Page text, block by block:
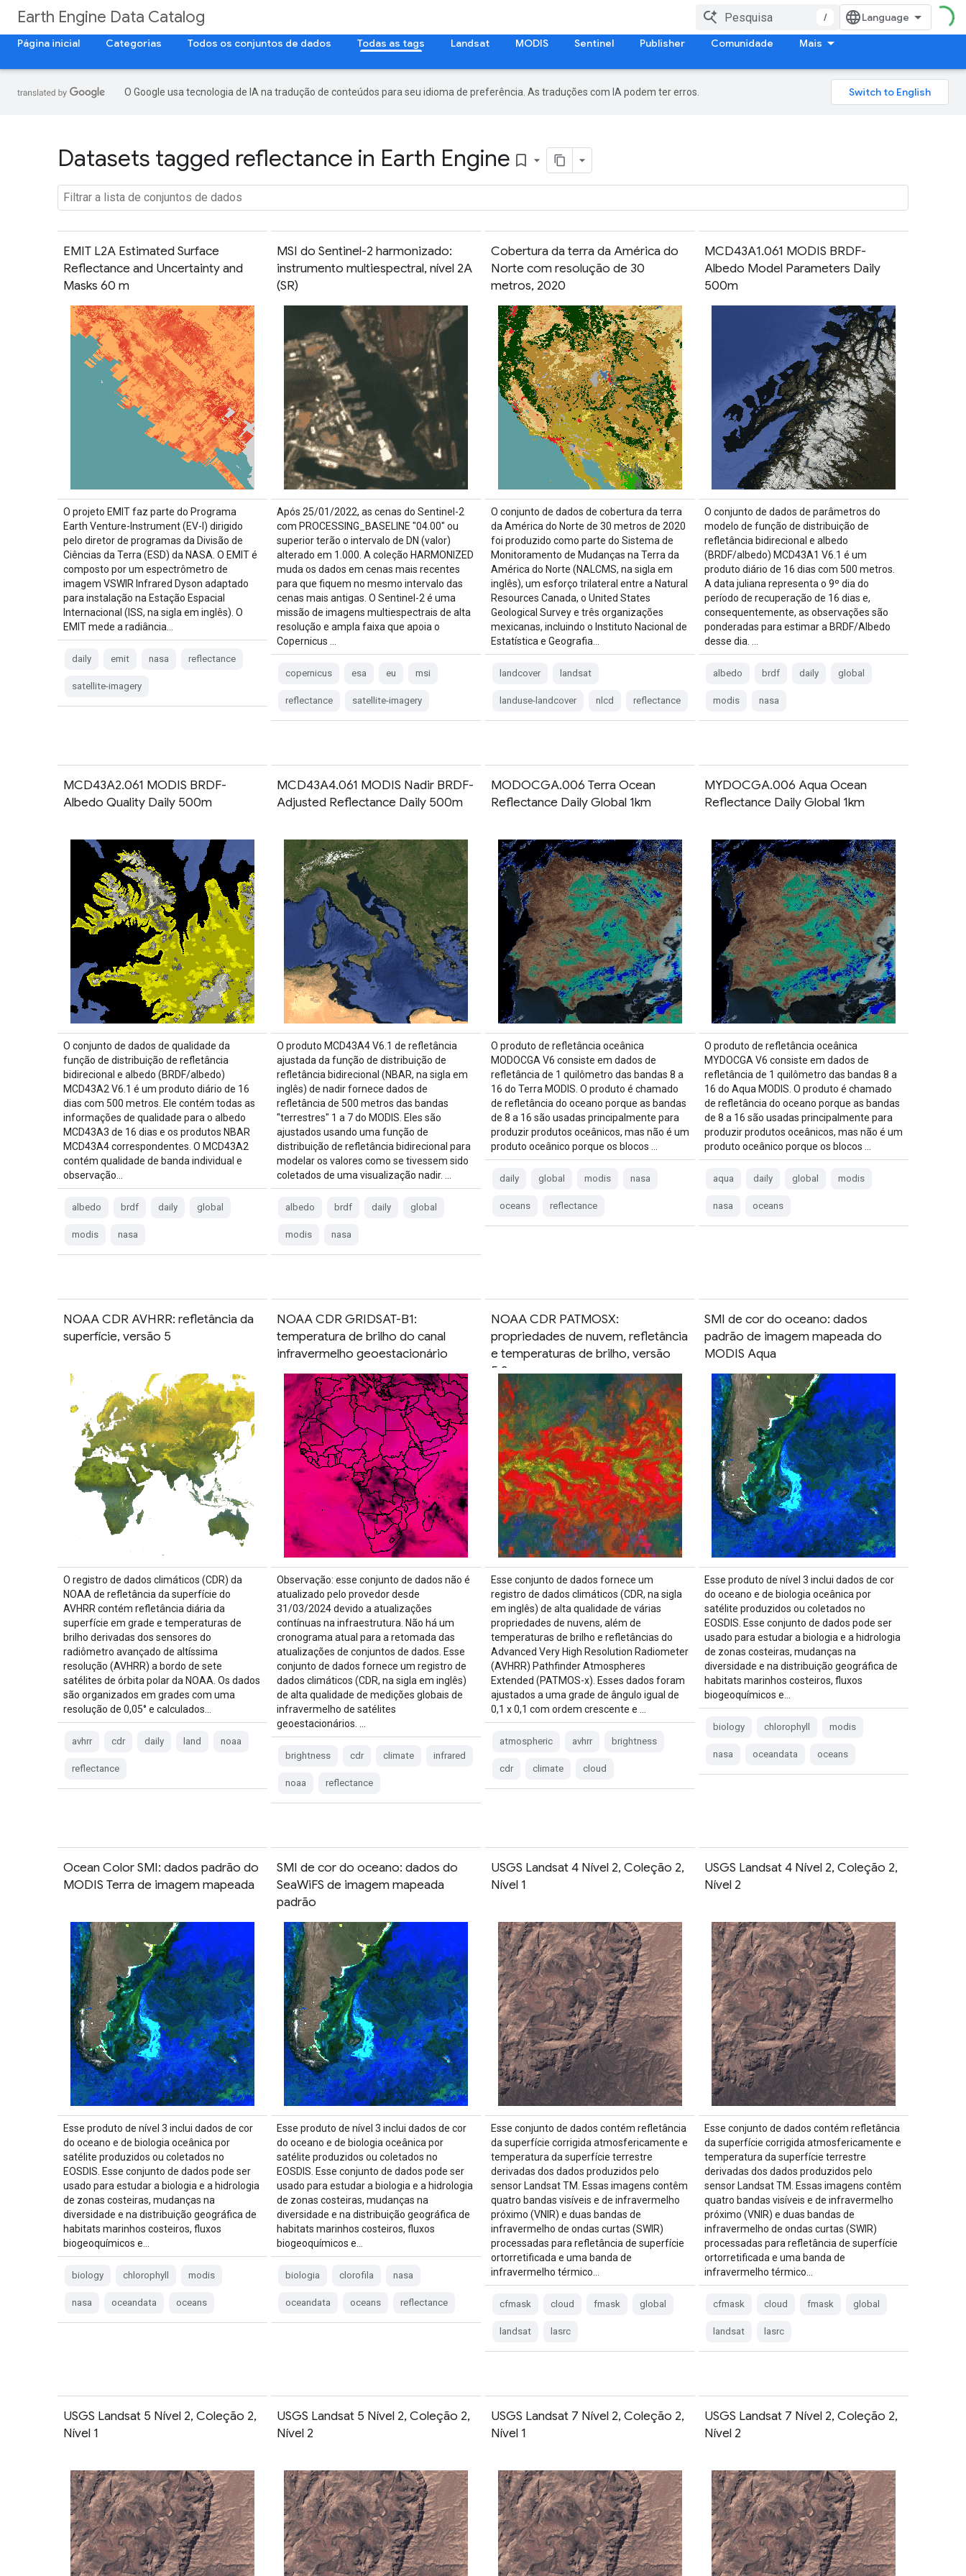
Earth Engine Data Catalog
/
Página inicial
Categorias Todos os conjuntos de dados Todas as tags Landsat MODIS Sentinel Publisher Comunidade Mais
O Google usa tecnologia de IA na tradução de conteúdos para seu idioma de preferência. As traduções com IA podem ter erros.
Datasets tagged reflectance in Earth Engine bookmark_border
EMIT L2A Estimated Surface
Reflectance and Uncertainty and
Masks 60 m
O projeto EMIT faz parte do Programa
Earth Venture-Instrument (EV-I) dirigido
pelo diretor de programas da Divisão de
Ciências da Terra (ESD) da NASA. O EMIT é
composto por um espectrômetro de
imagem VSWIR Infrared Dyson adaptado
para instalação na Estação Espacial
Internacional (ISS, na sigla em inglês). O
EMIT mede a radiância…
daily emit nasa reflectance
satellite-imagery
MSI do Sentinel-2 harmonizado:
instrumento multiespectral, nível 2A
(SR)
Após 25/01/2022, as cenas do Sentinel-2
com PROCESSING_BASELINE "04.00" ou
superior terão o intervalo de DN (valor)
alterado em 1.000. A coleção HARMONIZED
muda os dados em cenas mais recentes
para que fiquem no mesmo intervalo das
cenas mais antigas. O Sentinel-2 é uma
missão de imagens multiespectrais de alta
resolução e ampla faixa que apoia o
Copernicus …
copernicus esa eu msi
reflectance satellite-imagery
Cobertura da terra da América do
Norte com resolução de 30
metros, 2020
O conjunto de dados de cobertura da terra
da América do Norte de 30 metros de 2020
foi produzido como parte do Sistema de
Monitoramento de Mudanças na Terra da
América do Norte (NALCMS, na sigla em
inglês), um esforço trilateral entre a Natural
Resources Canada, o United States
Geological Survey e três organizações
mexicanas, incluindo o Instituto Nacional de
Estatística e Geografia…
landcover landsat
landuse-landcover nlcd reflectance
MCD43A1.061 MODIS BRDF-
Albedo Model Parameters Daily
500m
O conjunto de dados de parâmetros do
modelo de função de distribuição de
refletância bidirecional e albedo
(BRDF/albedo) MCD43A1 V6.1 é um
produto diário de 16 dias com 500 metros.
A data juliana representa o 9º dia do
período de recuperação de 16 dias e,
consequentemente, as observações são
ponderadas para estimar a BRDF/Albedo
desse dia. …
albedo brdf daily global
modis nasa
MCD43A2.061 MODIS BRDF-
Albedo Quality Daily 500m
O conjunto de dados de qualidade da
função de distribuição de refletância
bidirecional e albedo (BRDF/albedo)
MCD43A2 V6.1 é um produto diário de 16
dias com 500 metros. Ele contém todas as
informações de qualidade para o albedo
MCD43A3 de 16 dias e os produtos NBAR
MCD43A4 correspondentes. O MCD43A2
contém qualidade de banda individual e
observação…
albedo brdf daily global
modis nasa
MCD43A4.061 MODIS Nadir BRDF-
Adjusted Reflectance Daily 500m
O produto MCD43A4 V6.1 de refletância
ajustada da função de distribuição de
refletância bidirecional (NBAR, na sigla em
inglês) de nadir fornece dados de
refletância de 500 metros das bandas
"terrestres" 1 a 7 do MODIS. Eles são
ajustados usando uma função de
distribuição de refletância bidirecional para
modelar os valores como se tivessem sido
coletados de uma visualização nadir. …
albedo brdf daily global
modis nasa
MODOCGA.006 Terra Ocean
Reflectance Daily Global 1km
O produto de refletância oceânica
MODOCGA V6 consiste em dados de
refletância de 1 quilômetro das bandas 8 a
16 do Terra MODIS. O produto é chamado
de refletância do oceano porque as bandas
de 8 a 16 são usadas principalmente para
produzir produtos oceânicos, mas não é um
produto oceânico porque os blocos …
daily global modis nasa
oceans reflectance
MYDOCGA.006 Aqua Ocean
Reflectance Daily Global 1km
O produto de refletância oceânica
MYDOCGA V6 consiste em dados de
refletância de 1 quilômetro das bandas 8 a
16 do Aqua MODIS. O produto é chamado
de refletância do oceano porque as bandas
de 8 a 16 são usadas principalmente para
produzir produtos oceânicos, mas não é um
produto oceânico porque os blocos …
aqua daily global modis
nasa oceans
NOAA CDR AVHRR: refletância da
superfície, versão 5
O registro de dados climáticos (CDR) da
NOAA de refletância da superfície do
AVHRR contém refletância diária da
superfície em grade e temperaturas de
brilho derivadas dos sensores do
radiômetro avançado de altíssima
resolução (AVHRR) a bordo de sete
satélites de órbita polar da NOAA. Os dados
são organizados em grades com uma
resolução de 0,05° e calculados…
avhrr cdr daily land noaa
reflectance
NOAA CDR GRIDSAT-B1:
temperatura de brilho do canal
infravermelho geoestacionário
Observação: esse conjunto de dados não é
atualizado pelo provedor desde
31/03/2024 devido a atualizações
contínuas na infraestrutura. Não há um
cronograma atual para a retomada das
atualizações de conjuntos de dados. Esse
conjunto de dados fornece um registro de
dados climáticos (CDR, na sigla em inglês)
de alta qualidade de medições globais de
infravermelho de satélites
geoestacionários. …
brightness cdr climate infrared
noaa reflectance
NOAA CDR PATMOSX:
propriedades de nuvem, refletância
e temperaturas de brilho, versão
5.3
Esse conjunto de dados fornece um
registro de dados climáticos (CDR, na sigla
em inglês) de alta qualidade de várias
propriedades de nuvens, além de
temperaturas de brilho e refletâncias do
Advanced Very High Resolution Radiometer
(AVHRR) Pathfinder Atmospheres
Extended (PATMOS-x). Esses dados foram
ajustados a uma grade de ângulo igual de
0,1 x 0,1 com ordem crescente e …
atmospheric avhrr brightness
cdr climate cloud
SMI de cor do oceano: dados
padrão de imagem mapeada do
MODIS Aqua
Esse produto de nível 3 inclui dados de cor
do oceano e de biologia oceânica por
satélite produzidos ou coletados no
EOSDIS. Esse conjunto de dados pode ser
usado para estudar a biologia e a hidrologia
de zonas costeiras, mudanças na
diversidade e na distribuição geográfica de
habitats marinhos costeiros, fluxos
biogeoquímicos e…
biology chlorophyll modis
nasa oceandata oceans
Ocean Color SMI: dados padrão do
MODIS Terra de imagem mapeada
Esse produto de nível 3 inclui dados de cor
do oceano e de biologia oceânica por
satélite produzidos ou coletados no
EOSDIS. Esse conjunto de dados pode ser
usado para estudar a biologia e a hidrologia
de zonas costeiras, mudanças na
diversidade e na distribuição geográfica de
habitats marinhos costeiros, fluxos
biogeoquímicos e…
biology chlorophyll modis
nasa oceandata oceans
SMI de cor do oceano: dados do
SeaWiFS de imagem mapeada
padrão
Esse produto de nível 3 inclui dados de cor
do oceano e de biologia oceânica por
satélite produzidos ou coletados no
EOSDIS. Esse conjunto de dados pode ser
usado para estudar a biologia e a hidrologia
de zonas costeiras, mudanças na
diversidade e na distribuição geográfica de
habitats marinhos costeiros, fluxos
biogeoquímicos e…
biologia clorofila nasa
oceandata oceans reflectance
USGS Landsat 4 Nível 2, Coleção 2,
Nível 1
Esse conjunto de dados contém refletância
da superfície corrigida atmosfericamente e
temperatura da superfície terrestre
derivadas dos dados produzidos pelo
sensor Landsat TM. Essas imagens contêm
quatro bandas visíveis e de infravermelho
próximo (VNIR) e duas bandas de
infravermelho de ondas curtas (SWIR)
processadas para refletância de superfície
ortorretificada e uma banda de
infravermelho térmico…
cfmask cloud fmask global
landsat lasrc
USGS Landsat 4 Nível 2, Coleção 2,
Nível 2
Esse conjunto de dados contém refletância
da superfície corrigida atmosfericamente e
temperatura da superfície terrestre
derivadas dos dados produzidos pelo
sensor Landsat TM. Essas imagens contêm
quatro bandas visíveis e de infravermelho
próximo (VNIR) e duas bandas de
infravermelho de ondas curtas (SWIR)
processadas para refletância de superfície
ortorretificada e uma banda de
infravermelho térmico…
cfmask cloud fmask global
landsat lasrc
USGS Landsat 5 Nível 2, Coleção 2,
Nível 1
USGS Landsat 5 Nível 2, Coleção 2,
Nível 2
USGS Landsat 7 Nível 2, Coleção 2,
Nível 1
USGS Landsat 7 Nível 2, Coleção 2,
Nível 2